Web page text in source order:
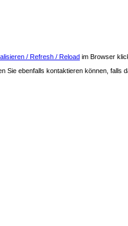
/ Refresh / Reload im Browser
Sie ebenfalls kontaktieren können, falls